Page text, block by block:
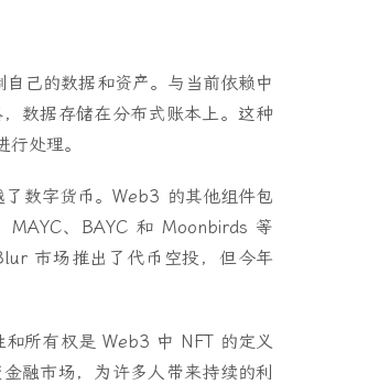
己的数据和资产。与当前依赖中
数据存储在分布式账本上。这种
处理。
数字货币。Web3 的其他组件包
、BAYC 和 Moonbirds 等
市场推出了代币空投，但今年
所有权是 Web3 中 NFT 的定义
融市场，为许多人带来持续的利